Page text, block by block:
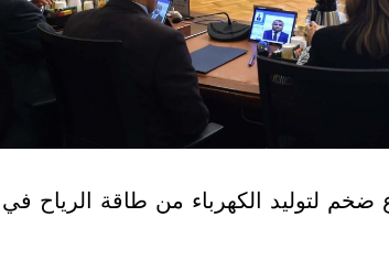
ضخم لتوليد الكهرباء من طاقة الرياح